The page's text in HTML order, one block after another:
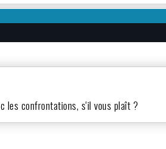
les confrontations, s'il vous plaît ?